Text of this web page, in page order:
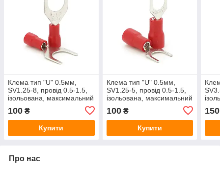
Клема тип "U" 0.5мм,
SV1.25-8, провід 0.5-1.5,
ізольована, максимальний
струм 19А, під обтискача,
латунь, 100 штук в
упаковці,
100 ₴
Купити
Клема тип "U" 0.5мм,
SV1.25-5, провід 0.5-1.5,
ізольована, максимальний
струм 19А, під обтискача,
латунь, 100 штук в
упаковці,
100₴
Купити
150
Про нас